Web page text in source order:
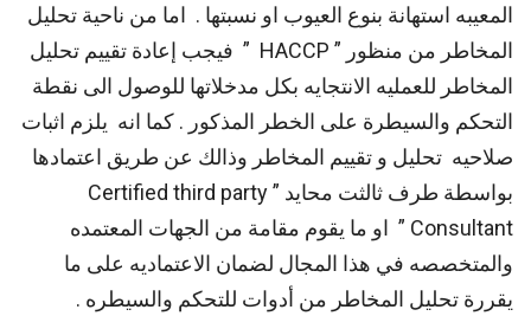
المعيبه استهانة بنوع العيوب او نسبتها . اما من ناحية تحليل
المخاطر من منظور ” HACCP ” فيجب إعادة تقييم تحليل
المخاطر للعمليه الانتجايه بكل مدخلاتها للوصول الى نقطة
التحكم والسيطرة على الخطر المذكور . كما انه يلزم اثبات
صلاحيه تحليل و تقييم المخاطر وذالك عن طريق اعتمادها
بواسطة طرف ثالثت محايد ” Certified third party
Consultant ” او ما يقوم مقامة من الجهات المعتمده
والمتخصصه في هذا المجال لضمان الاعتماديه على ما
يقررة تحليل المخاطر من أدوات للتحكم والسيطره .